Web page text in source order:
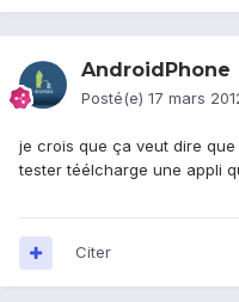
AndroidPhone
Posté(e) 17 mars
je crois que ça veut dire
tester téélcharge une appli
Citer